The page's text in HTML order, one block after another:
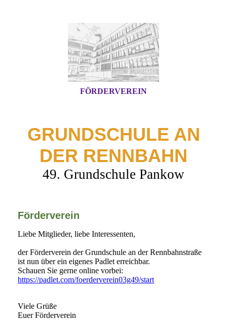
FÖRDERVEREIN
GRUNDSCHULE AN
DER RENNBAHN
49. Grundschule Pankow
Förderverein
Liebe Mitglieder, liebe Interessenten,
der Förderverein der Grundschule an der Rennbahnstraße
ist nun über ein eigenes Padlet erreichbar.
Schauen Sie gerne online vorbei:
https://padlet.com/foerderverein03g49/start
Viele Grüße
Euer Förderverein